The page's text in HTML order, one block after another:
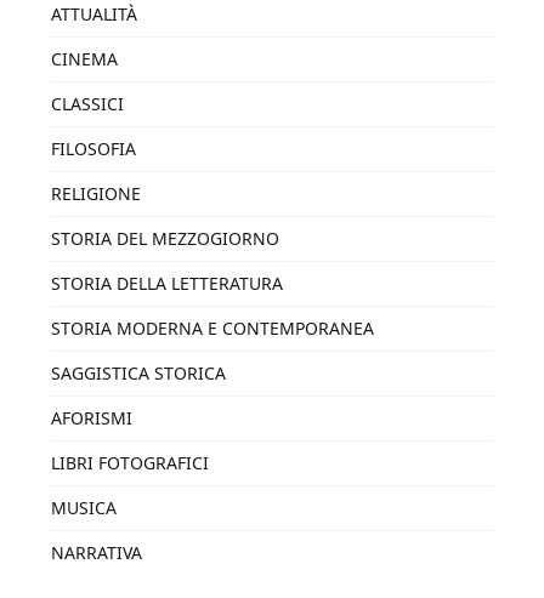
ATTUALITÀ
CINEMA
CLASSICI
FILOSOFIA
RELIGIONE
STORIA DEL MEZZOGIORNO
STORIA DELLA LETTERATURA
STORIA MODERNA E CONTEMPORANEA
SAGGISTICA STORICA
AFORISMI
LIBRI FOTOGRAFICI
MUSICA
NARRATIVA